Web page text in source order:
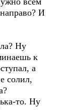
И
Ну
к
а
солил,
то. Ну